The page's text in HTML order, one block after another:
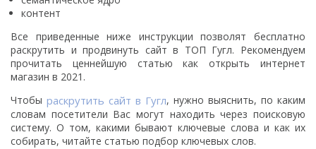
контент
Все приведенные ниже инструкции позволят бесплатно
раскрутить и продвинуть сайт в ТОП Гугл. Рекомендуем
прочитать ценнейшую статью как открыть интернет
магазин в 2021.
Чтобы раскрутить сайт в Гугл, нужно выяснить, по каким
словам посетители Вас могут находить через поисковую
систему. О том, какими бывают ключевые слова и как их
собирать, читайте статью подбор ключевых слов.